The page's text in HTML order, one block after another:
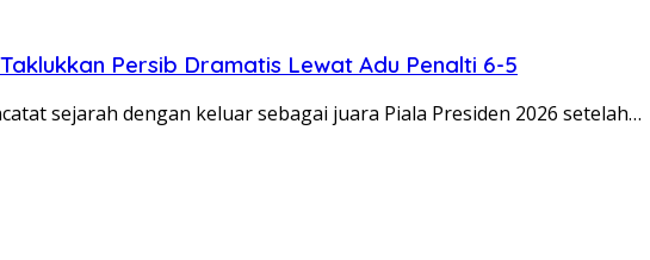
Persib Dramatis Lewat Adu Penalti 6-5
sejarah dengan keluar sebagai juara Piala Presiden 2026 setelah…